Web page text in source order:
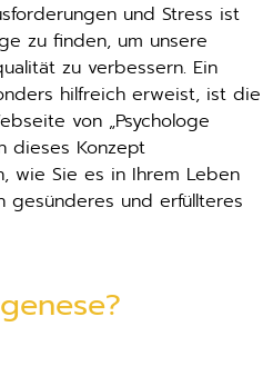
und Stress ist
zu finden, um unsere
zu verbessern. Ein
hilfreich erweist, ist die
von „Psychologe
dieses Konzept
wie Sie es in Ihrem Leben
gesünderes und erfüllteres